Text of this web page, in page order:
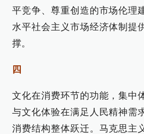
平竞争、尊重创造的市场伦理
水平社会主义市场经济体制提
撑。
四
文化在消费环节的功能，集中
与文化体验在满足人民精神需
消费结构整体跃迁。马克思主